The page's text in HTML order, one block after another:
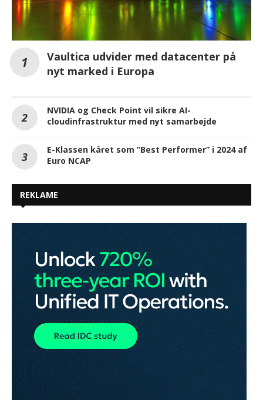
Vaultica udvider med datacenter på
nyt marked i Europa
NVIDIA og Check Point vil sikre AI-
cloudinfrastruktur med nyt samarbejde
E-Klassen kåret som ”Best Performer” i 2024 af
Euro NCAP
REKLAME